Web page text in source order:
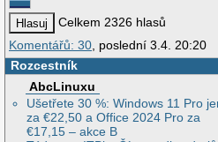
Celkem 2326 hlasů
Komentářů: 30 , poslední 3.4. 20:20
Rozcestník
AbcLinuxu
Ušetřete 30 %: Windows 11 Pro
za €22,50 a Office 2024 Pro za
€17,15 – akce B